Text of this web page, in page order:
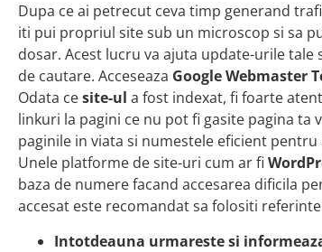
Dupa ce ai petrecut ceva timp generand
iti pui propriul site sub un microscop si sa
dosar. Acest lucru va ajuta update-urile
de cautare. Acceseaza Google Webmaster
Odata cesite-ul a fost indexat, fi foarte
linkuri la pagini ce nu pot fi gasite pagina
paginile in viata si numestele eficient
Unele platforme de site-uri cum ar fi
baza de numere facand accesarea dificila
accesat este recomandat sa folositi
Intotdeauna urmareste si